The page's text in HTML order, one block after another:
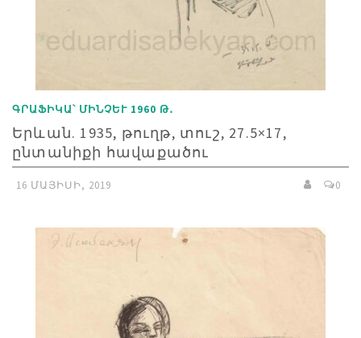
ԳՐԱՖԻԿԱ՝ ՄԻՆՉԵՒ 1960 Թ․
Երևան. 1935, թուղթ, տուշ, 27.5×17,
ընտանիքի հավաքածու
16 ՄԱՅԻՍԻ, 2019 0